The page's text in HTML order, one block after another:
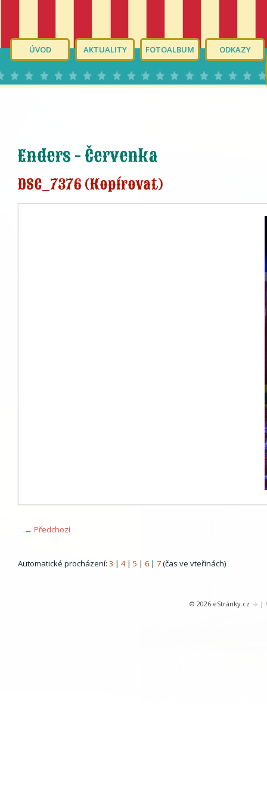
ÚVOD AKTUALITY FOTOALBUM ODKAZY
Enders - Červenka
DSC_7376 (Kopírovat)
← Předchozí
Automatické procházení: 3 | 4| 5 | 6 | 7(čas ve vteřinách)
© 2026 eStránky.cz |